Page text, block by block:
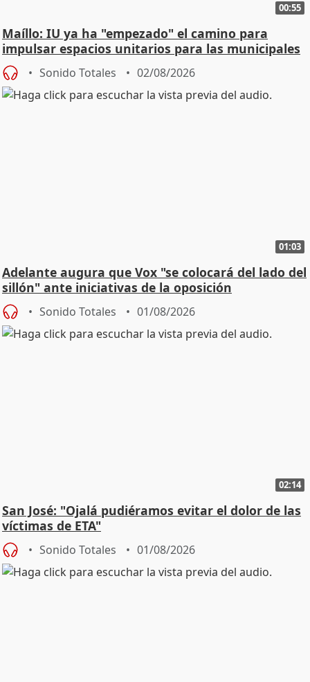
00:55
Maíllo: IU ya ha "empezado" el camino para
impulsar espacios unitarios para las municipales
Sonido Totales 02/08/2026
01:03
Adelante augura que Vox "se colocará del lado del
sillón" ante iniciativas de la oposición
Sonido Totales 01/08/2026
02:14
San José: "Ojalá pudiéramos evitar el dolor de las
víctimas de ETA"
Sonido Totales 01/08/2026